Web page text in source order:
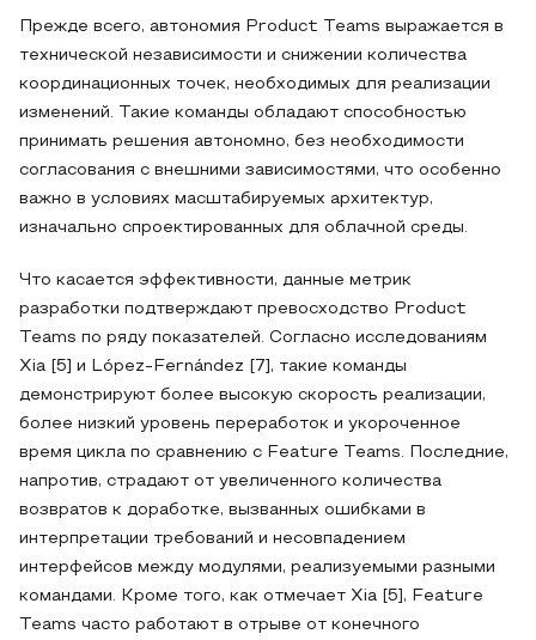
Прежде всего, автономия Product Teams выражается в
технической независимости и снижении количества
координационных точек, необходимых для реализации
изменений. Такие команды обладают способностью
принимать решения автономно, без необходимости
согласования с внешними зависимостями, что особенно
важно в условиях масштабируемых архитектур,
изначально спроектированных для облачной среды.
Что касается эффективности, данные метрик
разработки подтверждают превосходство Product
Teams по ряду показателей. Согласно исследованиям
Xia [5] и López-Fernández [7], такие команды
демонстрируют более высокую скорость реализации,
более низкий уровень переработок и укороченное
время цикла по сравнению с Feature Teams. Последние,
напротив, страдают от увеличенного количества
возвратов к доработке, вызванных ошибками в
интерпретации требований и несовпадением
интерфейсов между модулями, реализуемыми разными
командами. Кроме того, как отмечает Xia [5], Feature
Teams часто работают в отрыве от конечного